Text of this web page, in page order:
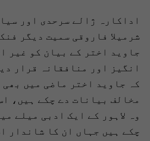
اداکارہ ژالے سرحدی اور
شرمیلا فاروقی سمیت دیگر
جاوید اختر کے بیان کو غیر
انگیز اور منافقانہ قرار
کہ جاوید اختر ماضی میں بھی
مخالف بیانات دے چکے ہیں،
وہ لاہور کے ایک ادبی میلے
چکے ہیں جہاں ان کا شاندار